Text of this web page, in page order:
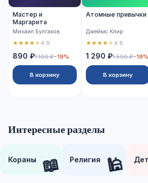
Мастер и
Маргарита
Михаил Булгаков
★★★★★4.9
890 ₽1 100 ₽-19%
В корзину
Атомные привычки
Джеймс Клир
★★★★★4.8
1 290 ₽1 590 ₽-19%
В корзину
Интересные разделы
Кораны 📖 Религия 🕌